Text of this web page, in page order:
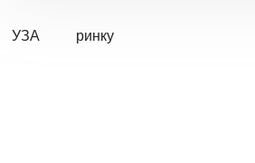
УЗА ринку